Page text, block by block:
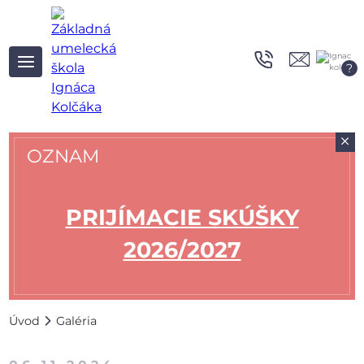
?
OZNAM
PRIJÍMACIE SKÚŠKY
2026/2027
+
Úvod Galéria